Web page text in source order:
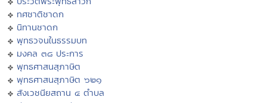
ทศชาติชาดก
นิทานชาดก
พุทธวจนในธรรมบท
มงคล ๓๘ ประการ
พุทธศาสนสุภาษิต
พุทธศาสนสุภาษิต ๖๒๑
สังเวชนียสถาน ๔ ตำบล